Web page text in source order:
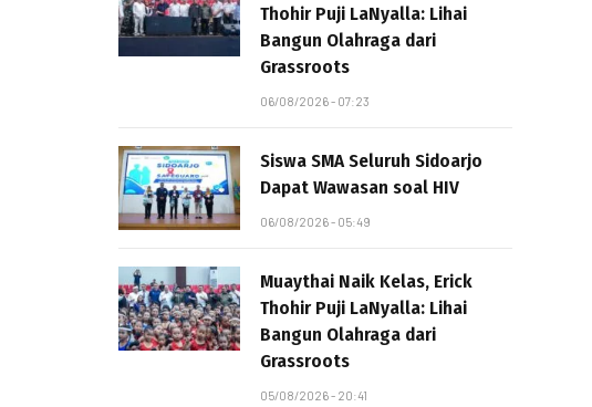
Thohir Puji LaNyalla: Lihai
Bangun Olahraga dari
Grassroots
06/08/2026 - 07:23
Siswa SMA Seluruh Sidoarjo
Dapat Wawasan soal HIV
06/08/2026 - 05:49
Muaythai Naik Kelas, Erick
Thohir Puji LaNyalla: Lihai
Bangun Olahraga dari
Grassroots
05/08/2026 - 20:41